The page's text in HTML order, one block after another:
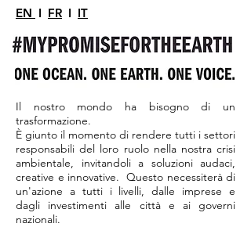
EN I FR I IT
Il nostro mondo ha bisogno di un
trasformazione.
È giunto il momento di rendere tutti i settori
responsabili del loro ruolo nella nostra crisi
ambientale, invitandoli a soluzioni audaci,
creative e innovative. Questo necessiterà di
un'azione a tutti i livelli, dalle imprese e
dagli investimenti alle città e ai governi
nazionali.